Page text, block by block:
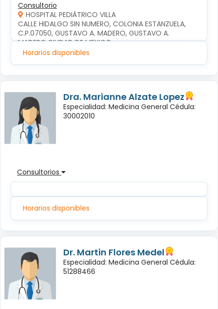
Consultorio
HOSPITAL PEDIÁTRICO VILLA
CALLE HIDALGO SIN NUMERO, COLONIA ESTANZUELA,
C.P.07050, GUSTAVO A. MADERO, GUSTAVO A.
MADERO,CIUDAD DE MEXICO
Horarios disponibles
Dra. Marianne Alzate Lopez
Especialidad: Medicina General Cédula:
30002010
Consultorios
Horarios disponibles
Dr. Martin Flores Medel
Especialidad: Medicina General Cédula:
51288466